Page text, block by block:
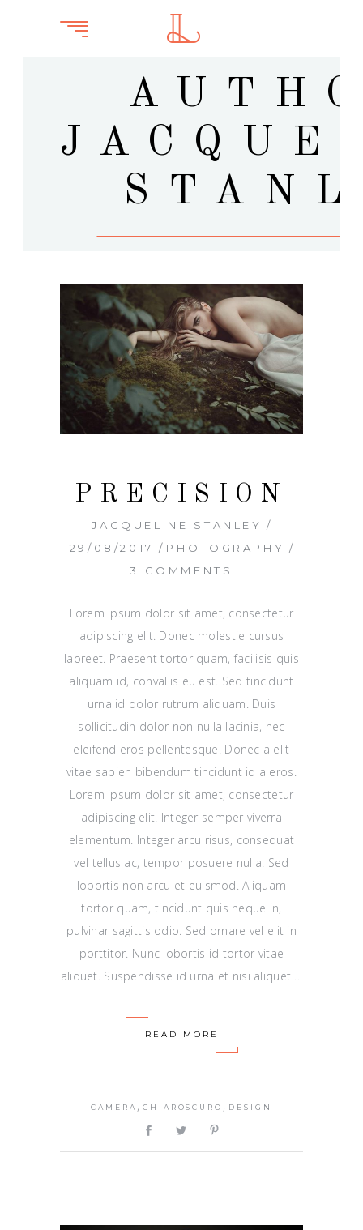
PRECISION
JACQUELINE STANLEY
29/08/2017
PHOTOGRAPHY
3 COMMENTS
Lorem ipsum dolor sit amet, consectetur
adipiscing elit. Donec molestie cursus
laoreet. Praesent tortor quam, facilisis quis
aliquam id, convallis eu est. Sed tincidunt
urna id dolor rutrum aliquam. Duis
sollicitudin dolor non nulla lacinia, nec
eleifend eros pellentesque. Donec a elit
vitae sapien bibendum tincidunt id a eros.
Lorem ipsum dolor sit amet, consectetur
adipiscing elit. Integer semper viverra
elementum. Integer arcu risus, consequat
vel tellus ac, tempor posuere nulla. Sed
lobortis non arcu et euismod. Aliquam
tortor quam, tincidunt quis neque in,
pulvinar sagittis odio. Sed ornare vel elit in
porttitor. Nunc lobortis id tortor vitae
aliquet. Suspendisse id urna et nisi aliquet
READ MORE
CAMERA ,CHIAROSCURO , DESIGN